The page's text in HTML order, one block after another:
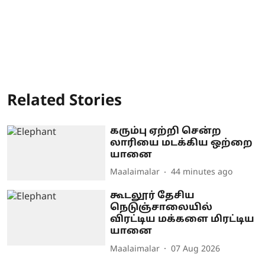
Related Stories
கரும்பு ஏற்றி சென்ற
லாரியை மடக்கிய ஒற்றை
யானை
Maalaimalar 44 minutes ago
கூடலூர் தேசிய
நெடுஞ்சாலையில்
விரட்டிய மக்களை மிரட்டிய
யானை
Maalaimalar 07 Aug 2026